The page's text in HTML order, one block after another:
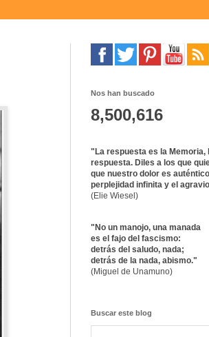
Nos han buscado
8,500,616
"La respuesta es la Memoria,
respuesta. Diles a los que
que nuestro dolor es
perplejidad infinita y el
(Elie Wiesel)
"No un manojo, una manada
es el fajo del fascismo:
detrás del saludo, nada;
detrás de la nada, abismo."
(Miguel de Unamuno)
Buscar este blog